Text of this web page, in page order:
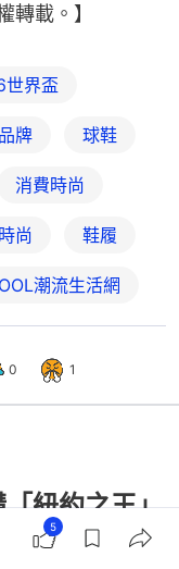
轉載。】
界盃
品牌 球鞋
消費時尚
尚 鞋履
潮流生活網
0 1
紐約之王」
學 5